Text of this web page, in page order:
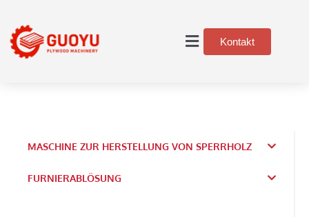
Kontakt
MASCHINE ZUR HERSTELLUNG VON SPERRHOLZ
FURNIERABLÖSUNG